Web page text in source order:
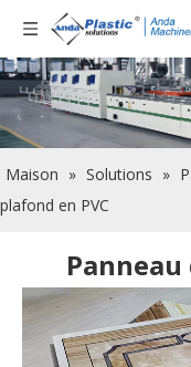
Maison » Solutions »
plafond en PVC
Panneau